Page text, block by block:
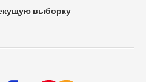
выборку